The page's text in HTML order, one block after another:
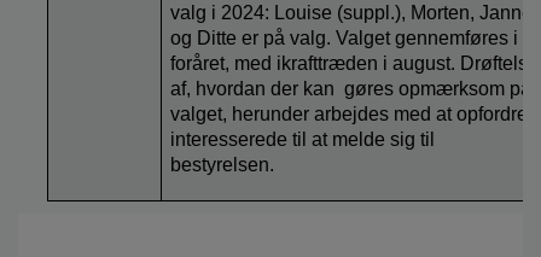
valg i 2024: Louise (suppl.), Morten, Janne
og Ditte er på valg. Valget gennemføres i
foråret, med ikrafttræden i august. Drøftelse
af, hvordan der kan gøres opmærksom på
valget, herunder arbejdes med at opfordre
interesserede til at melde sig til
bestyrelsen.